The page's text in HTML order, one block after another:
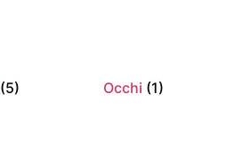
(5) Occhi (1)